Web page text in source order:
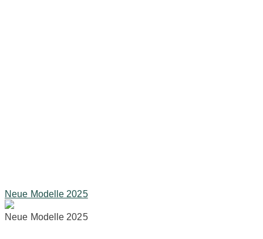
Neue Modelle 2025
Neue Modelle 2025